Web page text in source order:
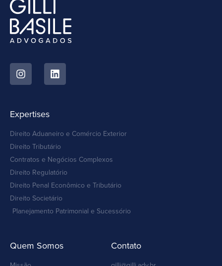
Expertises
Direito Aduaneiro e Comércio Exterior
Direito Tributário
Contratos e Negócios Complexos
Direito Regulatório
Direito Penal Econômico e Tributário
Direito Societário
Planejamento Patrimonial e Sucessório
Quem Somos Contato